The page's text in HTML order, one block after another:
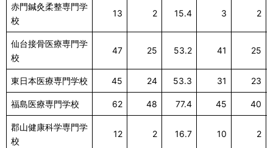
赤門鍼灸柔整専門学
校
13 2 15.4 3 2
仙台接骨医療専門学
校
47 25 53.2 41 25
東日本医療専門学校 45 24 53.3 31 23
福島医療専門学校 62 48 77.4 45 40
郡山健康科学専門学
校
12 2 16.7 10 2